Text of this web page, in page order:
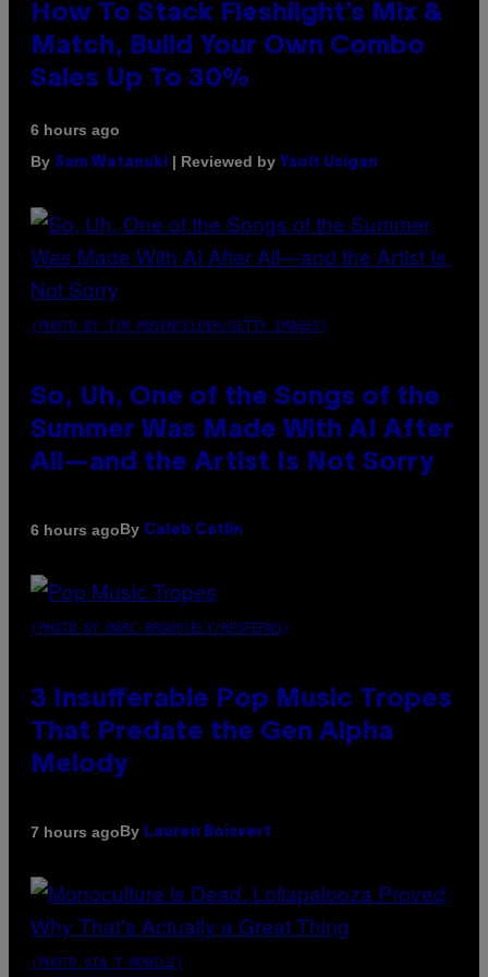
How To Stack Fleshlight’s Mix &
Match, Build Your Own Combo
Sales Up To 30%
6 hours ago
By Sam Watanuki | Reviewed by Ysolt Usigan
(PHOTO BY TIM MOSENFELDER/GETTY IMAGES)
So, Uh, One of the Songs of the
Summer Was Made With AI After
All—and the Artist Is Not Sorry
6 hours agoBy Caleb Catlin
(PHOTO BY MARC BROUSSELY/REDFERNS)
3 Insufferable Pop Music Tropes
That Predate the Gen Alpha
Melody
7 hours agoBy Lauren Boisvert
(PHOTO VIA T-MOBILE)